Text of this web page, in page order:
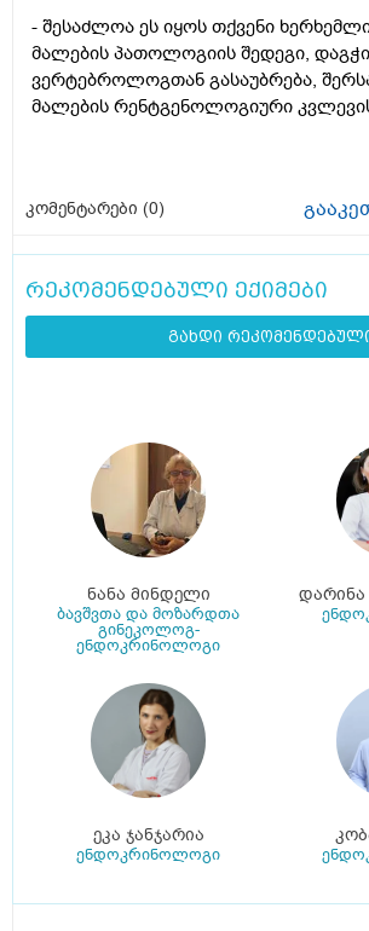
- შესაძლოა ეს იყოს თქვენი
მალების პათოლოგიის შედეგი,
ვერტებროლოგთან გასაუბრება,
მალების რენტგენოლოგიური
კომენტარები (0)
რეკომენდებული ექიმები
გახდი
ნანა მინდელი
ბავშვთა და მოზარდთა
გინეკოლოგ-
ენდოკრინოლოგი
დარინა
ეკა ჯანჯარია
ენდოკრინოლოგი